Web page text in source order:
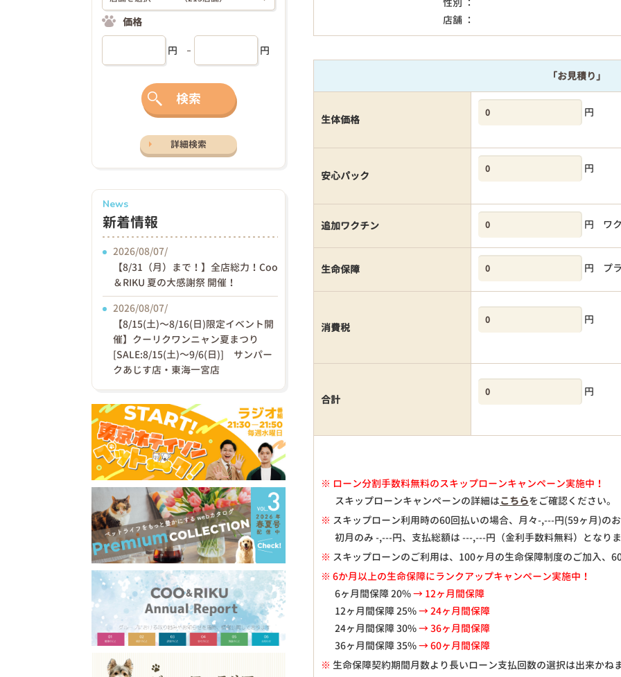
店舗 ：
「お見積り」
生体価格
円
安心パック
円
追加ワクチン 円 ワ
生命保障 円 プ
消費税
円
合計
円
※ ローン分割手数料無料のスキップローンキャンペーン実施中！
スキップローンキャンペーンの詳細はこちらをご確認ください。
※ スキップローン利用時の60回払いの場合、月々-,---円(59ヶ月)の
初月のみ -,---円、支払総額は ---,---円（金利手数料無料）となり
※ スキップローンのご利用は、100ヶ月の生命保障制度のご加入、
※ 6か月以上の生命保障にランクアップキャンペーン実施中！
6ヶ月間保障 20%→ 12ヶ月間保障
12ヶ月間保障 25%→ 24ヶ月間保障
24ヶ月間保障 30%→ 36ヶ月間保障
36ヶ月間保障 35%→ 60ヶ月間保障
※ 生命保障契約期間月数より長いローン支払回数の選択は出来かね
価格
円 円
検索
詳細検索
News
新着情報
2026/08/07/
【8/31（月）まで！】全店総力！Coo
＆RIKU 夏の大感謝祭 開催！
2026/08/07/
【8/15(土)〜8/16(日)限定イベント開
催】クーリクワンニャン夏まつり
[SALE:8/15(土)～9/6(日)] サンパー
クあじす店・東海一宮店